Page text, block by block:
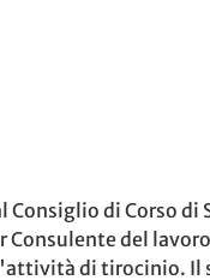
di Corso
del
di tirocinio.